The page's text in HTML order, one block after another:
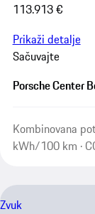
113.913 €
Prikaži detalje
Sačuvajte
Porsche Center
Kombinovana
kWh/100 km ·
Zvuk